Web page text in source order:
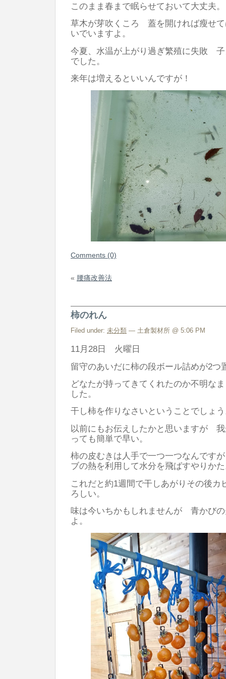
このまま春まで眠らせておいて大丈夫。
草木が芽吹くころ 蓋を開ければ瘦せ
いでいますよ。
今夏、水温が上がり過ぎ繁殖に失敗
でした。
来年は増えるといいんですが！
Comments (0)
« 腰痛改善法
柿のれん
Filed under: 未分類 — 土倉製材所 @ 5:06 PM
11月28日 火曜日
留守のあいだに柿の段ボール詰めが2つ
どなたが持ってきてくれたのか不明な
した。
干し柿を作りなさいということでしょ
以前にもお伝えしたかと思いますが
っても簡単で早い。
柿の皮むきは人手で一つ一つなんです
ブの熱を利用して水分を飛ばすやりか
これだと約1週間で干しあがりその後カ
ろしい。
味は今いちかもしれませんが 青かび
よ。